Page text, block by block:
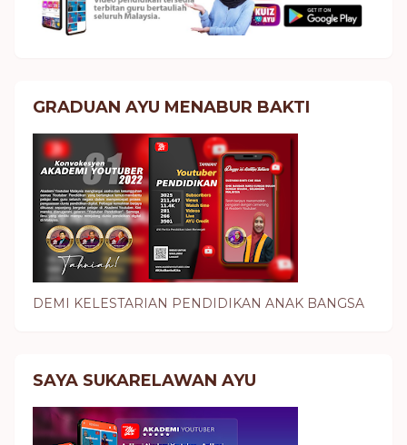
GRADUAN AYU MENABUR BAKTI
DEMI KELESTARIAN PENDIDIKAN ANAK BANGSA
SAYA SUKARELAWAN AYU